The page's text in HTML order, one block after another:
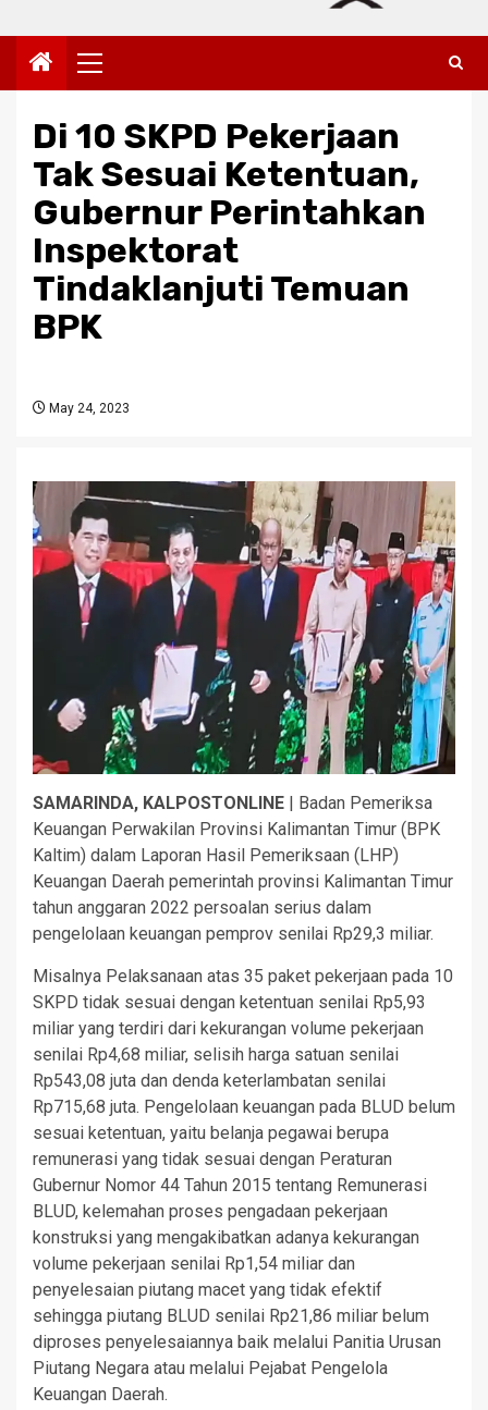
Primary
Menu
Di 10 SKPD Pekerjaan
Tak Sesuai Ketentuan,
Gubernur Perintahkan
Inspektorat
Tindaklanjuti Temuan
BPK
May 24, 2023
SAMARINDA, KALPOSTONLINE | Badan Pemeriksa
Keuangan Perwakilan Provinsi Kalimantan Timur (BPK
Kaltim) dalam Laporan Hasil Pemeriksaan (LHP)
Keuangan Daerah pemerintah provinsi Kalimantan Timur
tahun anggaran 2022 persoalan serius dalam
pengelolaan keuangan pemprov senilai Rp29,3 miliar.
Misalnya Pelaksanaan atas 35 paket pekerjaan pada 10
SKPD tidak sesuai dengan ketentuan senilai Rp5,93
miliar yang terdiri dari kekurangan volume pekerjaan
senilai Rp4,68 miliar, selisih harga satuan senilai
Rp543,08 juta dan denda keterlambatan senilai
Rp715,68 juta. Pengelolaan keuangan pada BLUD belum
sesuai ketentuan, yaitu belanja pegawai berupa
remunerasi yang tidak sesuai dengan Peraturan
Gubernur Nomor 44 Tahun 2015 tentang Remunerasi
BLUD, kelemahan proses pengadaan pekerjaan
konstruksi yang mengakibatkan adanya kekurangan
volume pekerjaan senilai Rp1,54 miliar dan
penyelesaian piutang macet yang tidak efektif
sehingga piutang BLUD senilai Rp21,86 miliar belum
diproses penyelesaiannya baik melalui Panitia Urusan
Piutang Negara atau melalui Pejabat Pengelola
Keuangan Daerah.